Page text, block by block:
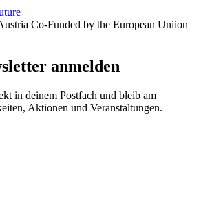
anmelden
in deinem Postfach und bleib am
Aktionen und Veranstaltungen.